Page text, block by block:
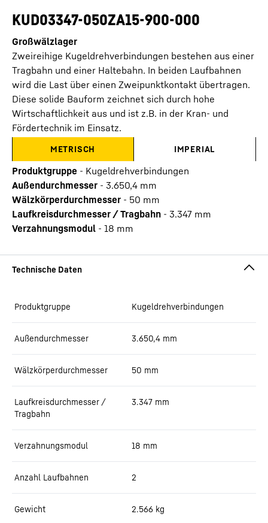
KUD03347-050ZA15-900-000
Großwälzlager
Zweireihige Kugeldrehverbindungen bestehen aus einer
Tragbahn und einer Haltebahn. In beiden Laufbahnen
wird die Last über einen Zweipunktkontakt übertragen.
Diese solide Bauform zeichnet sich durch hohe
Wirtschaftlichkeit aus und ist z.B. in der Kran- und
Fördertechnik im Einsatz.
METRISCH IMPERIAL
Produktgruppe - Kugeldrehverbindungen
Außendurchmesser - 3.650,4 mm
Wälzkörperdurchmesser - 50 mm
Laufkreisdurchmesser / Tragbahn - 3.347 mm
Verzahnungsmodul - 18 mm
Produktgruppe Kugeldrehverbindungen
Außendurchmesser 3.650,4 mm
Wälzkörperdurchmesser 50 mm
Laufkreisdurchmesser /
Tragbahn
3.347 mm
Verzahnungsmodul 18 mm
Anzahl Laufbahnen 2
Gewicht 2.566 kg